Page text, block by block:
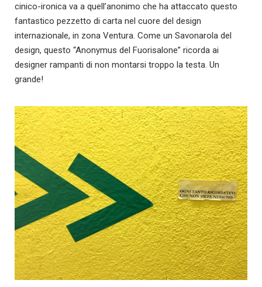
cinico-ironica va a quell’anonimo che ha attaccato questo
fantastico pezzetto di carta nel cuore del design
internazionale, in zona Ventura. Come un Savonarola del
design, questo “Anonymus del Fuorisalone” ricorda ai
designer rampanti di non montarsi troppo la testa. Un
grande!